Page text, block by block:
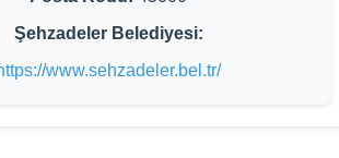
Şehzadeler Belediyesi:
www.sehzadeler.bel.tr/